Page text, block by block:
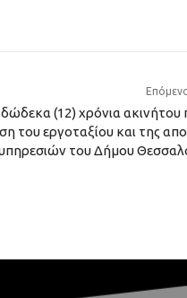
(12) χρόνια ακινήτου
του εργοταξίου και της
του Δήμου